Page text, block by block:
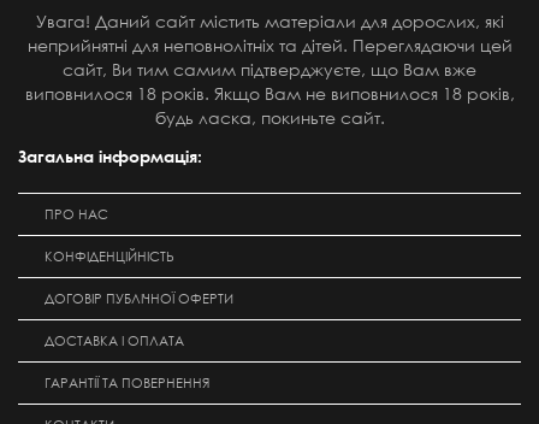
Увага! Даний сайт містить матеріали для дорослих, які
неприйнятні для неповнолітніх та дітей. Переглядаючи цей
сайт, Ви тим самим підтверджуєте, що Вам вже
виповнилося 18 років. Якщо Вам не виповнилося 18 років,
будь ласка, покиньте сайт.
Загальна інформація:
ПРО НАС
КОНФІДЕНЦІЙНІСТЬ
ДОГОВІР ПУБЛІЧНОЇ ОФЕРТИ
ДОСТАВКА І ОПЛАТА
ГАРАНТІЇ ТА ПОВЕРНЕННЯ